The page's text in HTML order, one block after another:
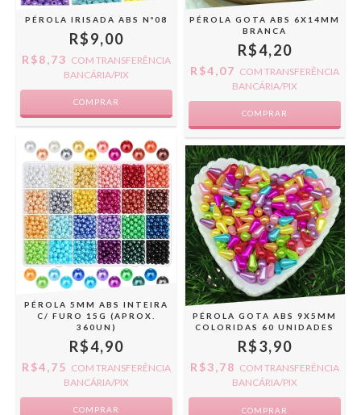
PÉROLA IRISADA ABS Nº08
R$9,00
R$8,73 COM TRANSFERÊNCIA
BANCÁRIA/PIX
COMPRAR
PÉROLA GOTA ABS 6X14MM
BRANCA
R$4,20
R$4,07 COM TRANSFERÊNCIA
BANCÁRIA/PIX
COMPRAR
PÉROLA 5MM ABS INTEIRA
C/ FURO 15G (APROX.
360UN)
R$4,90
R$4,75 COM TRANSFERÊNCIA
BANCÁRIA/PIX
COMPRAR
PÉROLA GOTA ABS 9X5MM
COLORIDAS 60 UNIDADES
R$3,90
R$3,78 COM TRANSFERÊNCIA
BANCÁRIA/PIX